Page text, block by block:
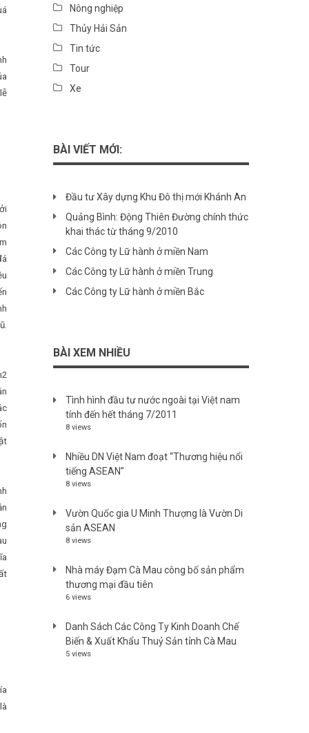
Nông nghiệp
Thủy Hải Sản
Tin tức
Tour
Xe
BÀI VIẾT MỚI:
Đầu tư Xây dựng Khu Đô thị mới Khánh An
Quảng Bình: Động Thiên Đường chính thức
khai thác từ tháng 9/2010
Các Công ty Lữ hành ở miền Nam
Các Công ty Lữ hành ở miền Trung
Các Công ty Lữ hành ở miền Bắc
BÀI XEM NHIỀU
Tình hình đầu tư nước ngoài tại Việt nam
tính đến hết tháng 7/2011
8 views
Nhiều DN Việt Nam đoạt “Thương hiệu nổi
tiếng ASEAN”
8 views
Vườn Quốc gia U Minh Thượng là Vườn Di
sản ASEAN
8 views
Nhà máy Đạm Cà Mau công bố sản phẩm
thương mại đầu tiên
6 views
Danh Sách Các Công Ty Kinh Doanh Chế
Biến & Xuất Khẩu Thuỷ Sản tỉnh Cà Mau
5 views